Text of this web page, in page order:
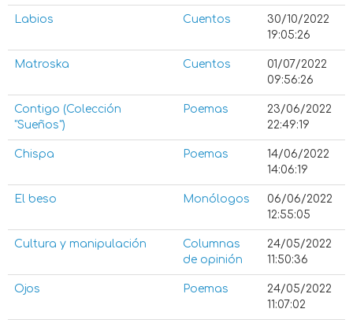
Labios Cuentos
30/10/2022
19:05:26
Matroska Cuentos
01/07/2022
09:56:26
Contigo (Colección
"Sueños")
Poemas
23/06/2022
22:49:19
Chispa Poemas
14/06/2022
14:06:19
El beso Monólogos
06/06/2022
12:55:05
Cultura y manipulación
Columnas
de opinión
24/05/2022
11:50:36
Ojos Poemas
24/05/2022
11:07:02